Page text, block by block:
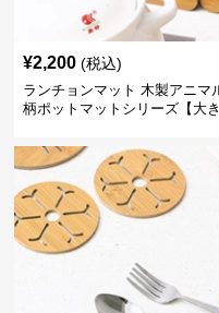
¥2,200 (税込)
ランチョンマット 木製アニマ
柄ポットマットシリーズ【大き